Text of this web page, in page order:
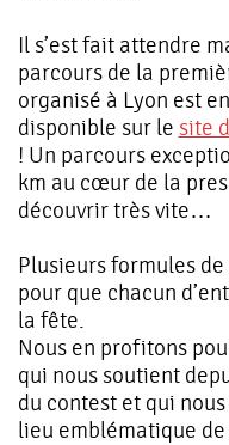
Il s’est fait attendre
parcours de la
organisé à Lyon est
disponible sur le site
! Un parcours
km au cœur de la
découvrir très vite…
Plusieurs formules
pour que chacun
la fête.
Nous en profitons
qui nous soutient
du contest et qui
lieu emblématique